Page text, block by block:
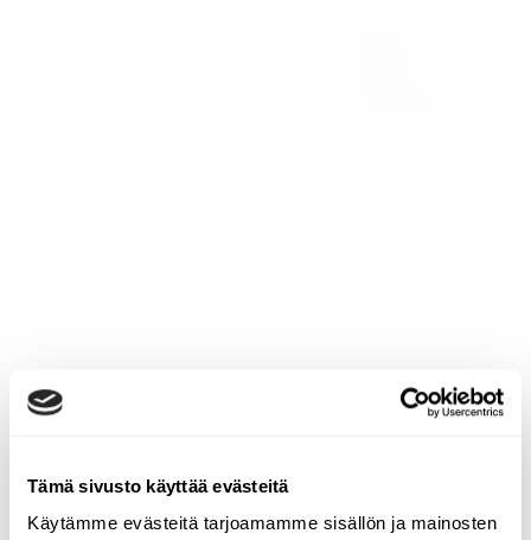
Tämä sivusto käyttää evästeitä
Käytämme evästeitä tarjoamamme sisällön ja mainosten